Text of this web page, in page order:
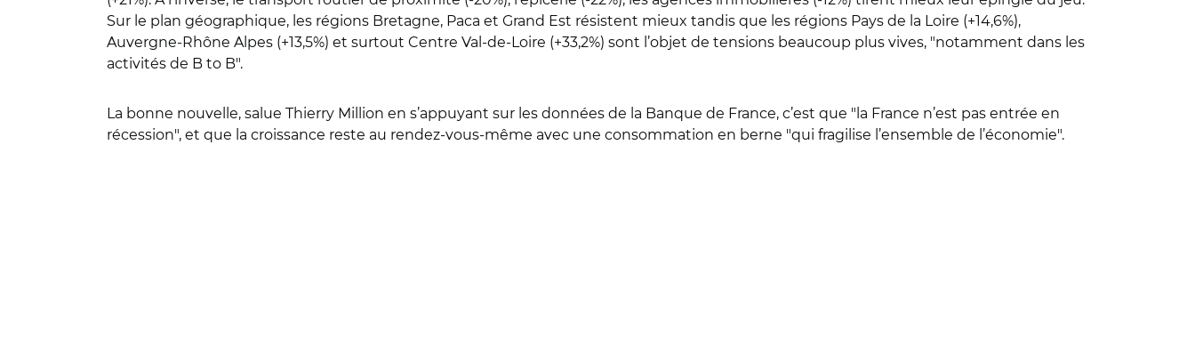
Sur le plan géographique, les régions Bretagne, Paca et Grand Est résistent mieux tandis que les régions Pays de la Loire (+14,6%),
Auvergne-Rhône Alpes (+13,5%) et surtout Centre Val-de-Loire (+33,2%) sont l’objet de tensions beaucoup plus vives, "notamment dans les
activités de B to B".
La bonne nouvelle, salue Thierry Million en s’appuyant sur les données de la Banque de France, c’est que "la France n’est pas entrée en
récession", et que la croissance reste au rendez-vous-même avec une consommation en berne "qui fragilise l’ensemble de l’économie".